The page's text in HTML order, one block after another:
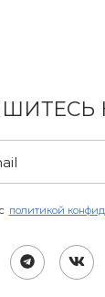
политикой